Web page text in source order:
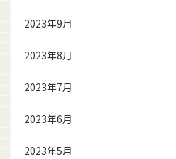
2023年9月
2023年8月
2023年7月
2023年6月
2023年5月